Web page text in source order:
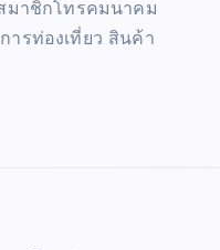
สมาชิกโทรคมนาคม
รท่องเที่ยว สินค้า